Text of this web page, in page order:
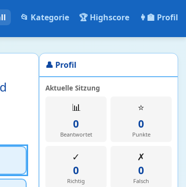
📂 Kategorie 🏆 Highscore 👩‍🏫 Profil
👤 Profil
Aktuelle Sitzung
📊
0
Beantwortet
⭐
0
Punkte
✓
0
Richtig
✗
0
Falsch